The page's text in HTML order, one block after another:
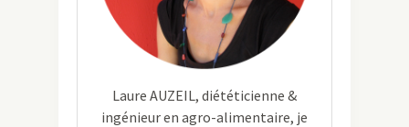
Laure AUZEIL, diététicienne &
ingénieur en agro-alimentaire, je